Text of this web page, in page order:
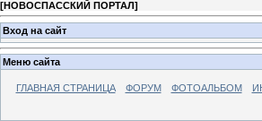
[НОВОСПАССКИЙ ПОРТАЛ]
Вход на сайт
Меню сайта
ГЛАВНАЯ СТРАНИЦА ФОРУМ ФОТОАЛЬБОМ